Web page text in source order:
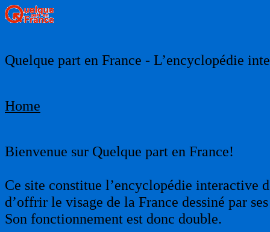
Quelque part en France - L’encyclopédie
Home
Bienvenue sur Quelque part en France!
Ce site constitue l’encyclopédie interactive
d’offrir le visage de la France dessiné par
Son fonctionnement est donc double.